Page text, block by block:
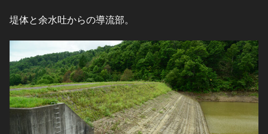
堤体と余水吐からの導流部。